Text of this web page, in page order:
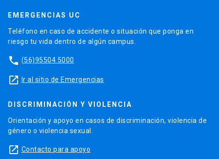
EMERGENCIAS UC
Teléfono en caso de accidente o situación que ponga en
riesgo tu vida dentro de algún campus.
phone (56)95504 5000
launch Ir al sitio de Emergencias
DISCRIMINACIÓN Y VIOLENCIA
Orientación y apoyo en casos de discriminación, violencia de
género o violencia sexual.
launch Contacto para apoyo